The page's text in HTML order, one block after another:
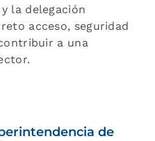
la delegación
acceso, seguridad
a una
de